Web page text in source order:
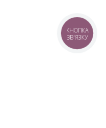
КНОПКА
ЗВ'ЯЗКУ